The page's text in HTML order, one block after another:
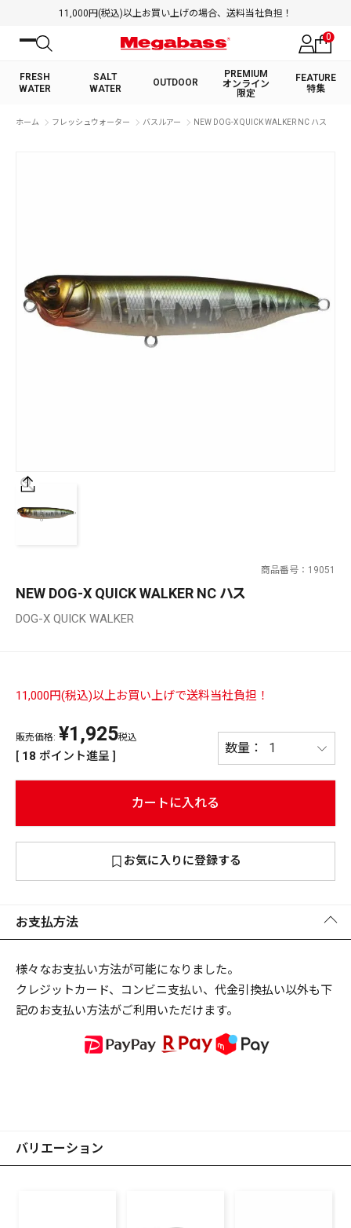
11,000円(税込)以上お買い上げの場合、送料当社負担！
0
FRESH
WATER
SALT
WATER
OUTDOOR
PREMIUM
オンライン
限定
FEATURE
特集
絞り込み検索
PREMIUM オンライン限定
FRESH WATER
価格
PREMIUM ［ オンライン限定 ］
PREMIUM
新作
リセット この内容で検索する
ホーム フレッシュウォーター バスルアー NEW DOG-X QUICK WALKER NC ハス
商品番号 19051
NEW DOG-X QUICK WALKER NC ハス
DOG-X QUICK WALKER
11,000円(税込)以上お買い上げで送料当社負担！
販売価格: ¥1,925税込
[ 18 ポイント進呈 ]
カートに入れる
お気に入りに登録する
お支払方法
様々なお支払い方法が可能になりました。
クレジットカード、コンビニ支払い、代金引換払い以外も下
記のお支払い方法がご利用いただけます。
バリエーション